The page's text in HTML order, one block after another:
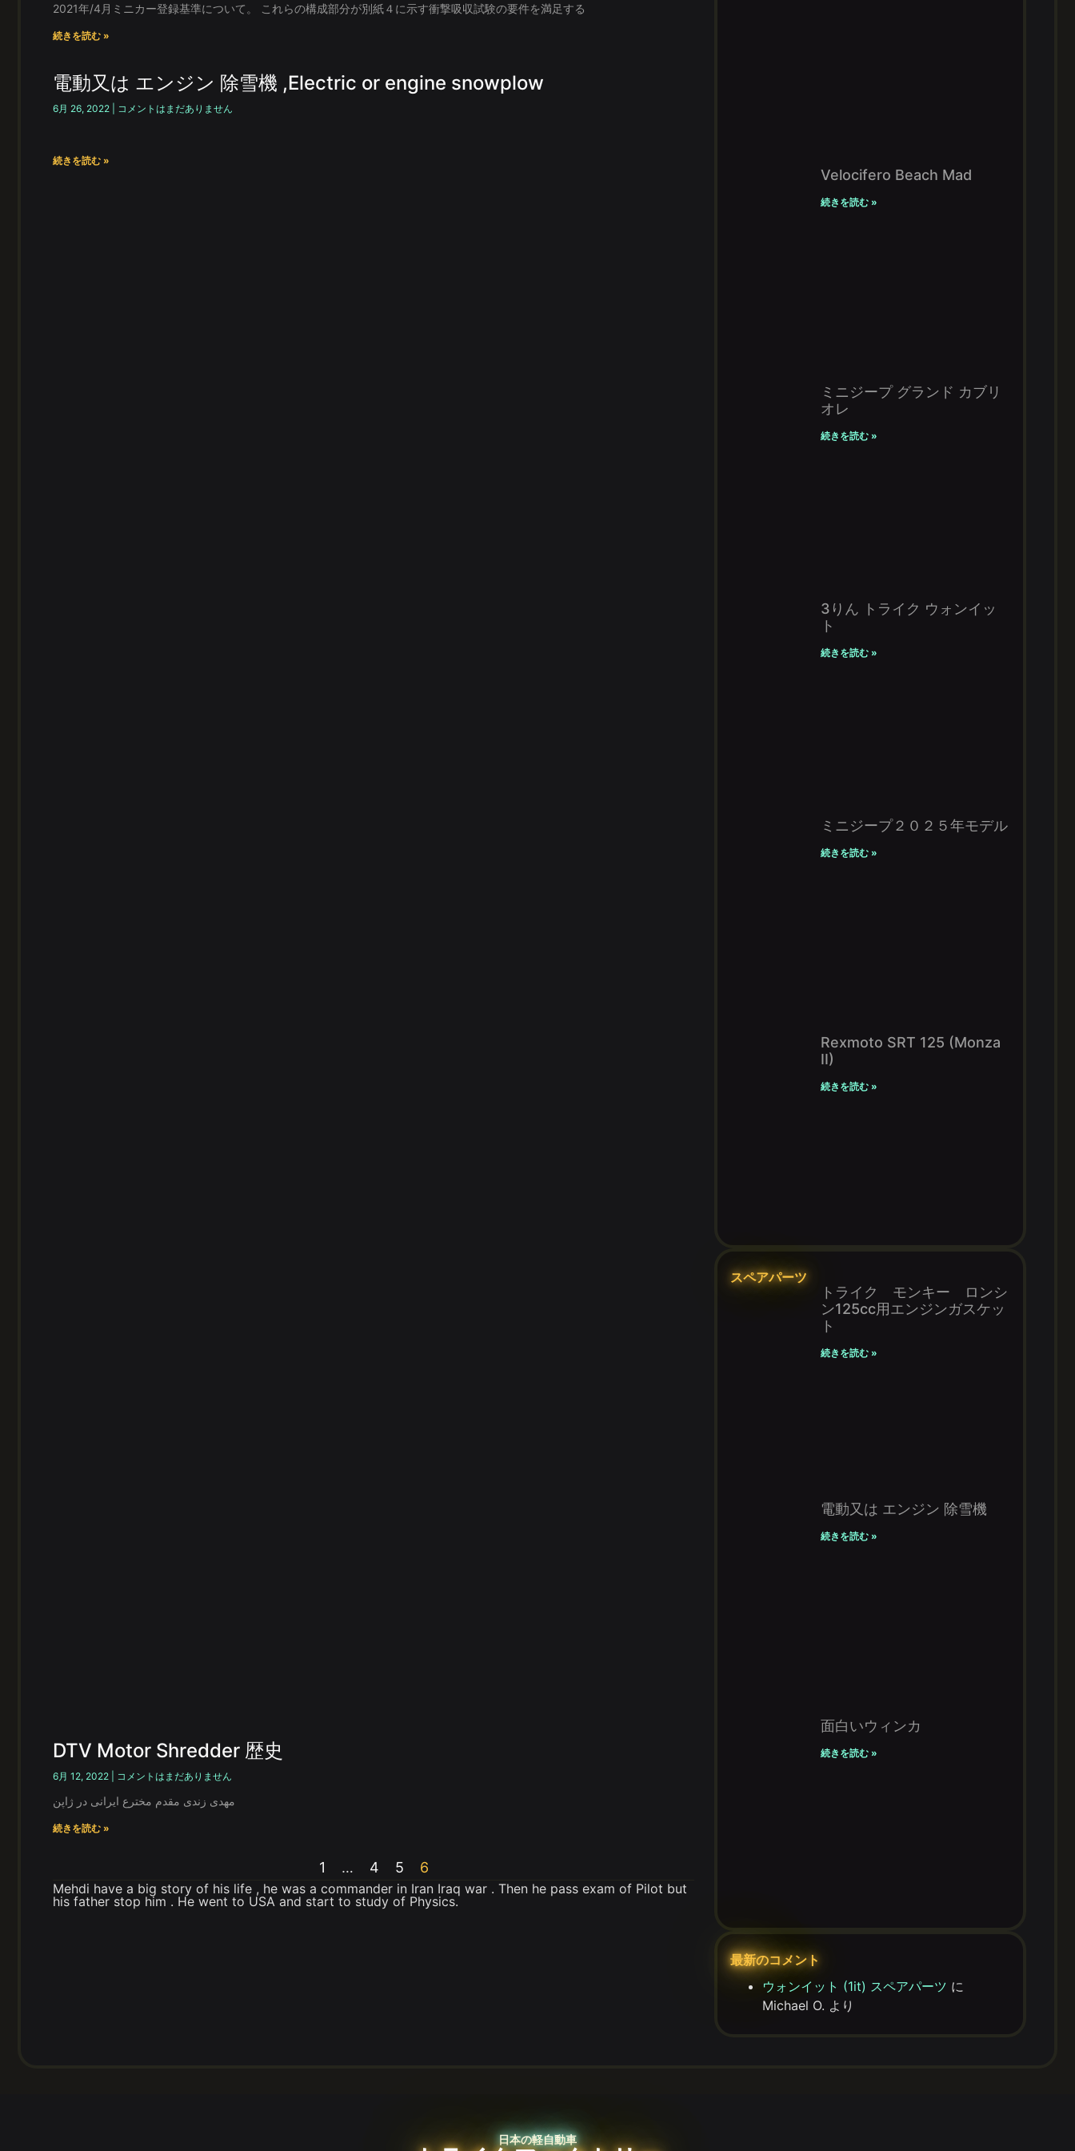
2021年/4月ミニカー登録基準について。 これらの構成部分が別紙４に示す衝撃吸収試験の要件を満足する
続きを読む »
電動又は エンジン 除雪機 ,Electric or engine snowplow
6月 26, 2022 コメントはまだありません
続きを読む »
DTV Motor Shredder 歴史
6月 12, 2022 コメントはまだありません
مهدی زندی مقدم مخترع ایرانی در ژاپن
続きを読む »
1 … 4 5 6
Mehdi have a big story of his life , he was a commander in Iran Iraq war . Then he pass exam of Pilot but
his father stop him . He went to USA and start to study of Physics.
Velocifero Beach Mad
続きを読む »
ミニジープ グランド カブリ
オレ
続きを読む »
3りん トライク ウォンイッ
ト
続きを読む »
ミニジープ２０２５年モデル
続きを読む »
Rexmoto SRT 125 (Monza
II)
続きを読む »
スペアパーツ
トライク モンキー ロンシ
ン125cc用エンジンガスケッ
ト
続きを読む »
電動又は エンジン 除雪機
続きを読む »
面白いウィンカ
続きを読む »
最新のコメント
ウォンイット (1it) スペアパーツ に
Michael O. より
日本の軽自動車